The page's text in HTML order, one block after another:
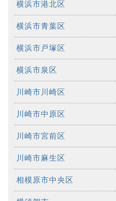
横浜市港北区
横浜市青葉区
横浜市戸塚区
横浜市泉区
川崎市川崎区
川崎市中原区
川崎市宮前区
川崎市麻生区
相模原市中央区